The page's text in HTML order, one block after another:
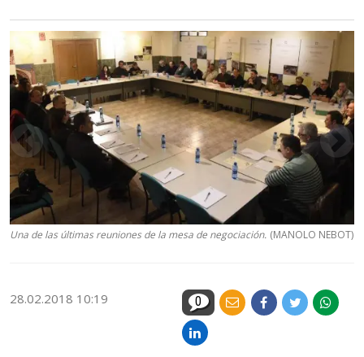
Una de las últimas reuniones de la mesa de negociación. (MANOLO NEBOT)
28.02.2018 10:19 0